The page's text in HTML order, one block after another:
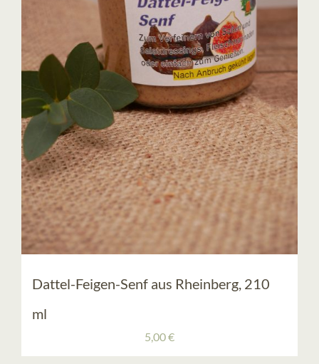
KONTAKT
Dattel-Feigen-Senf aus Rheinberg, 210
ml
5,00€